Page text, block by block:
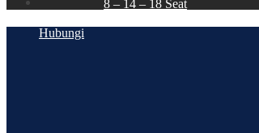
8 – 14 – 18 Seat
Hubungi